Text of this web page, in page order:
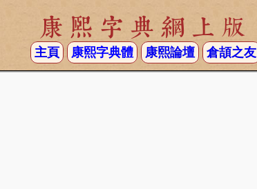
康熙字典網上版
主頁 康熙字典體 康熙論壇 倉頡之友